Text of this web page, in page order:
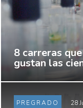
8 carreras
gustan las
PREGRADO 28